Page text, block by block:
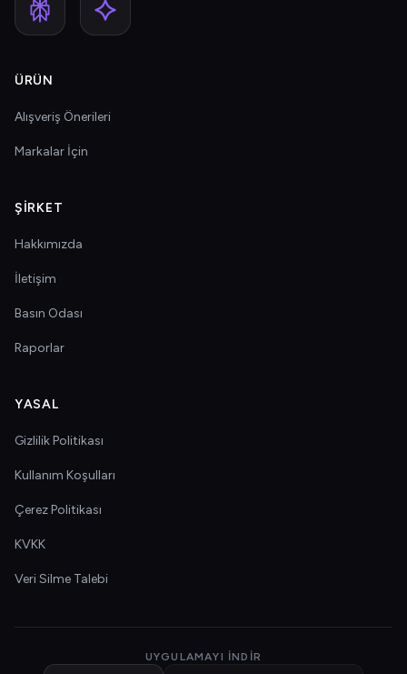
ÜRÜN
Alışveriş Önerileri
Markalar İçin
ŞIRKET
Hakkımızda
İletişim
Basın Odası
Raporlar
YASAL
Gizlilik Politikası
Kullanım Koşulları
Çerez Politikası
KVKK
Veri Silme Talebi
UYGULAMAYI İNDIR